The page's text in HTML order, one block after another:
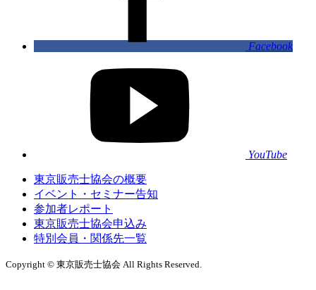
Facebook
YouTube
東京販売士協会の概要
イベント・セミナー告知
参加者レポート
東京販売士協会申込み
特別会員・関係先一覧
Copyright © 東京販売士協会 All Rights Reserved.